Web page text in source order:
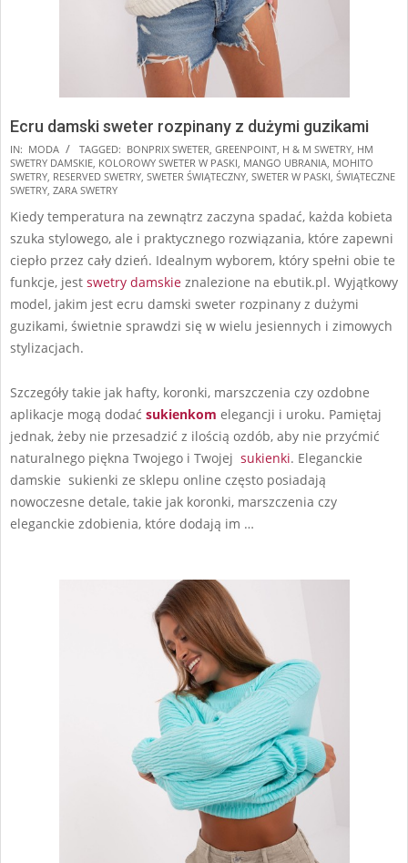
Ecru damski sweter rozpinany z dużymi guzikami
2025-
11-
20
IN: MODA TAGGED: BONPRIX SWETER GREENPOINT H & M SWETRY HM
SWETRY DAMSKIE KOLOROWY SWETER W PASKI MANGO UBRANIA MOHITO
SWETRY RESERVED SWETRY SWETER ŚWIĄTECZNY SWETER W PASKI ŚWIĄTECZNE
SWETRY ZARA SWETRY
Kiedy temperatura na zewnątrz zaczyna spadać, każda kobieta
szuka stylowego, ale i praktycznego rozwiązania, które zapewni
ciepło przez cały dzień. Idealnym wyborem, który spełni obie te
funkcje, jest swetry damskie znalezione na ebutik.pl. Wyjątkowy
model, jakim jest ecru damski sweter rozpinany z dużymi
guzikami, świetnie sprawdzi się w wielu jesiennych i zimowych
stylizacjach.
Szczegóły takie jak hafty, koronki, marszczenia czy ozdobne
aplikacje mogą dodać sukienkom elegancji i uroku. Pamiętaj
jednak, żeby nie przesadzić z ilością ozdób, aby nie przyćmić
naturalnego piękna Twojego i Twojej sukienki. Eleganckie
damskie sukienki ze sklepu online często posiadają
nowoczesne detale, takie jak koronki, marszczenia czy
eleganckie zdobienia, które dodają im …